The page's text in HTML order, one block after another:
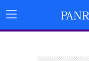
Menu
Principal